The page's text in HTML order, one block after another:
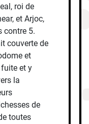
roi de
et Arjoc,
contre 5.
couverte de
et
et y
la
de
toutes